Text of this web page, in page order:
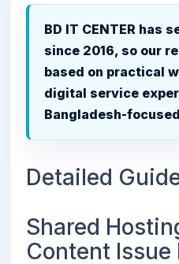
BD IT CENTER has
since 2016, so our
based on practical
digital service
Bangladesh-
Detailed
Shared
Content Issue